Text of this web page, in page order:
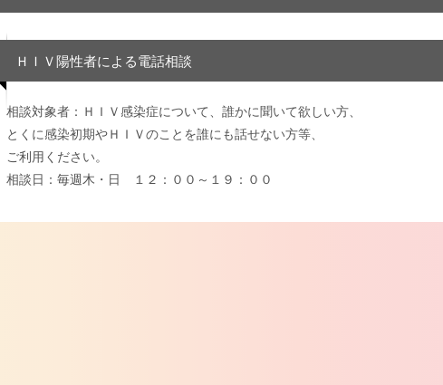
ＨＩＶ陽性者による電話相談
相談対象者：ＨＩＶ感染症について、誰かに聞いて欲しい方、
とくに感染初期やＨＩＶのことを誰にも話せない方等、
ご利用ください。
相談日：毎週木・日 １２：００～１９：００